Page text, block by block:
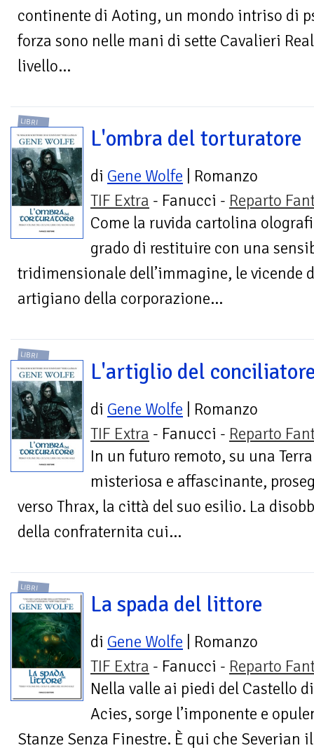
continente di Aoting, un mondo intriso di
forza sono nelle mani di sette Cavalieri
livello...
LIBRI
L'ombra del torturatore
di Gene Wolfe | Romanzo
TIF Extra - Fanucci - Reparto
Come la ruvida cartolina
grado di restituire con una
tridimensionale dell’immagine, le vicende
artigiano della corporazione...
LIBRI
L'artiglio del
di Gene Wolfe | Romanzo
TIF Extra - Fanucci - Reparto
In un futuro remoto, su una Terra
misteriosa e affascinante,
verso Thrax, la città del suo esilio. La
della confraternita cui...
LIBRI
La spada del littore
di Gene Wolfe | Romanzo
TIF Extra - Fanucci - Reparto
Nella valle ai piedi del Castello di
Acies, sorge l’imponente e
Stanze Senza Finestre. È qui che Severian